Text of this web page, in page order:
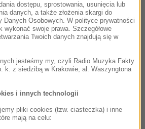
w zmaganiach singlistek w
W tegorocznej edycji bierze
debli. W parze z rodaczką
w czwartek awansowały do
w kończącej sezon
raz piąty z rzędu. Była
temu.
dostępu, sprostowania, usunięcia lub
danych, a także złożenia skargi do
Danych Osobowych. W polityce prywatności
wykonać swoje prawa. Szczegółowe
Twoich danych znajdują się w
jesteśmy my, czyli Radio Muzyka Fakty
k. z siedzibą w Krakowie, al. Waszyngtona
i innych technologii
pliki cookies (tzw. ciasteczka) i inne
mają na celu: